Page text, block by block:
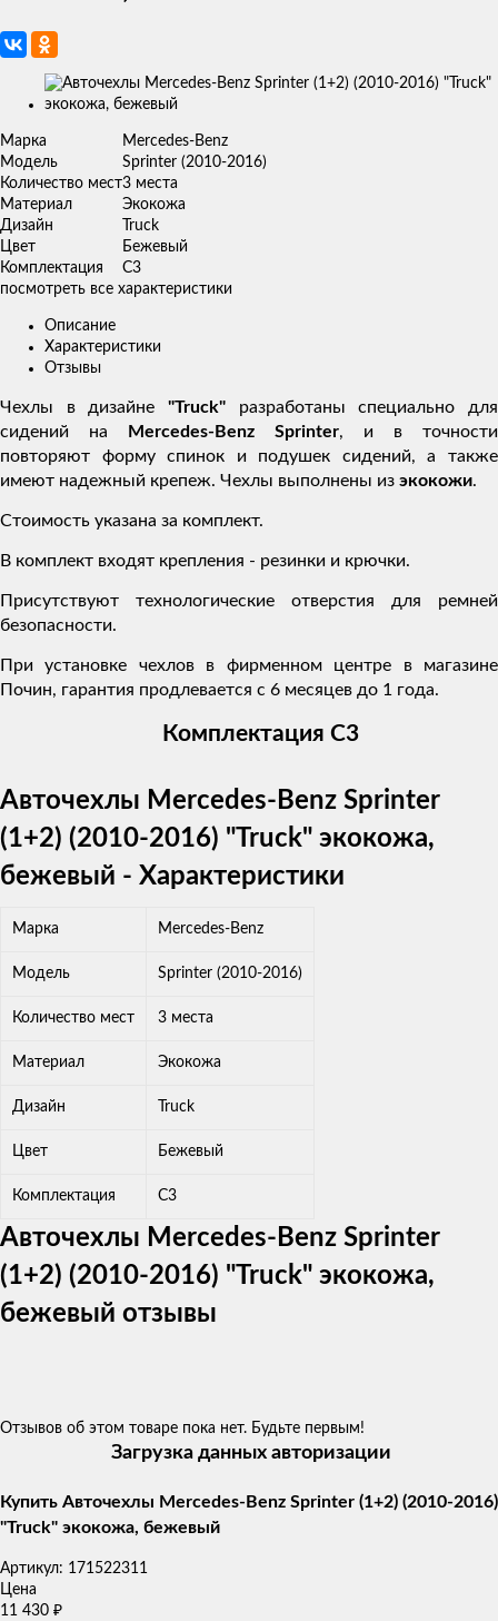
Изображения
Марка
Mercedes-Benz
Модель
Sprinter (2010-2016)
Количество мест3 места
Материал
Экокожа
Дизайн
Truck
Цвет
Бежевый
Комплектация
C3
посмотреть все характеристики
Описание
Характеристики
Отзывы
Чехлы в дизайне "Truck" разработаны специально для
сидений на
Mercedes-Benz Sprinter, и в точности
повторяют форму спинок и подушек сидений, а также
имеют надежный крепеж. Чехлы выполнены из экокожи.
Стоимость указана за комплект.
В комплект входят крепления - резинки и крючки.
Присутствуют технологические отверстия для ремней
безопасности.
При установке чехлов в фирменном центре в магазине
Почин, гарантия продлевается с 6 месяцев до 1 года.
Комплектация C3
Авточехлы Mercedes-Benz Sprinter
(1+2) (2010-2016) "Truck" экокожа,
бежевый - Характеристики
Марка Mercedes-Benz
Модель Sprinter (2010-2016)
Количество мест 3 места
Материал Экокожа
Дизайн Truck
Цвет Бежевый
Комплектация C3
Авточехлы Mercedes-Benz Sprinter
(1+2) (2010-2016) "Truck" экокожа,
бежевый отзывы
Отзывов об этом товаре пока нет. Будьте первым!
Загрузка данных авторизации
Купить Авточехлы Mercedes-Benz Sprinter (1+2) (2010-2016)
"Truck" экокожа, бежевый
Артикул: 171522311
Цена
11 430 ₽